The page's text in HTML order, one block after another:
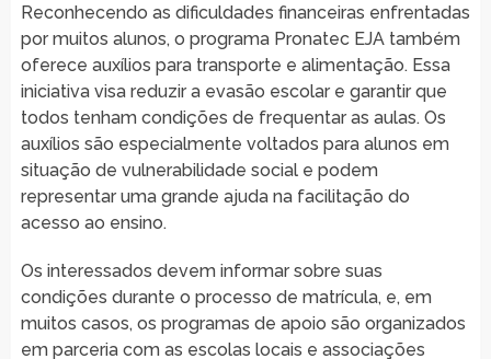
Reconhecendo as dificuldades financeiras enfrentadas
por muitos alunos, o programa Pronatec EJA também
oferece auxílios para transporte e alimentação. Essa
iniciativa visa reduzir a evasão escolar e garantir que
todos tenham condições de frequentar as aulas. Os
auxílios são especialmente voltados para alunos em
situação de vulnerabilidade social e podem
representar uma grande ajuda na facilitação do
acesso ao ensino.
Os interessados devem informar sobre suas
condições durante o processo de matrícula, e, em
muitos casos, os programas de apoio são organizados
em parceria com as escolas locais e associações